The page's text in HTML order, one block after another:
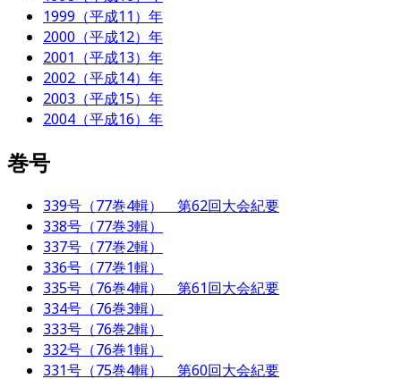
1999（平成11）年
2000（平成12）年
2001（平成13）年
2002（平成14）年
2003（平成15）年
2004（平成16）年
巻号
339号（77巻4輯） 第62回大会紀要
338号（77巻3輯）
337号（77巻2輯）
336号（77巻1輯）
335号（76巻4輯） 第61回大会紀要
334号（76巻3輯）
333号（76巻2輯）
332号（76巻1輯）
331号（75巻4輯） 第60回大会紀要